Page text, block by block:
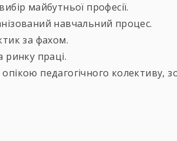
майбутньої професії.
навчальний процес.
за фахом.
ринку праці.
педагогічного колективу,